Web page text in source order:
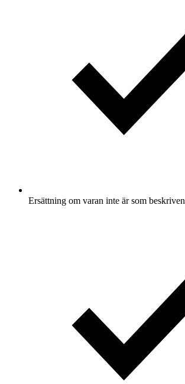
Ersättning om varan inte är som beskriven